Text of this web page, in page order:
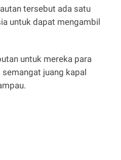
tersebut ada satu
untuk dapat mengambil
untuk mereka para
juang kapal